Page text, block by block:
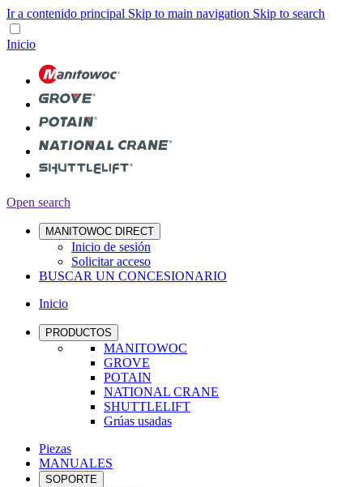
Ir a contenido principal Skip to main navigation Skip to search
Inicio
Open search
MANITOWOC DIRECT
Inicio de sesión
Solicitar acceso
BUSCAR UN CONCESIONARIO
Inicio
PRODUCTOS
MANITOWOC
GROVE
POTAIN
NATIONAL CRANE
SHUTTLELIFT
Grúas usadas
Piezas
MANUALES
SOPORTE